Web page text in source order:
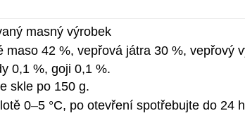
masný výrobek
maso 42 %, vepřová játra 30 %, vepřový
0,1 %, goji 0,1 %.
skle po 150 g.
0–⁠⁠⁠⁠⁠⁠5 °C, po otevření spotřebujte do 24